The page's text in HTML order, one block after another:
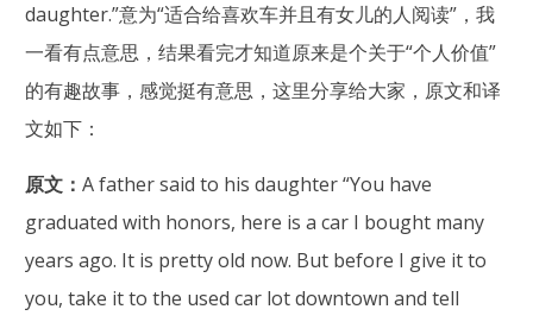
daughter.”意为“适合给喜欢车并且有女儿的人阅读”，我
一看有点意思，结果看完才知道原来是个关于“个人价值”
的有趣故事，感觉挺有意思，这里分享给大家，原文和译
文如下：
原文：A father said to his daughter “You have
graduated with honors, here is a car I bought many
years ago. It is pretty old now. But before I give it to
you, take it to the used car lot downtown and tell